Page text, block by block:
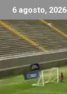
6 agosto, 2026